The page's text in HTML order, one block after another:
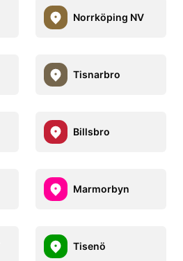
Norrköping NV
Tisnarbro
Billsbro
Marmorbyn
Tisenö